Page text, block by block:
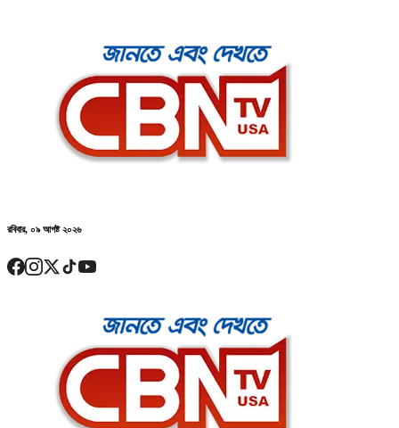
রবিবার, ০৯ আগষ্ট ২০২৬